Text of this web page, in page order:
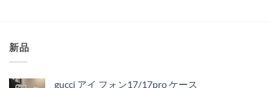
新品
gucci アイ フォン17/17pro ケース